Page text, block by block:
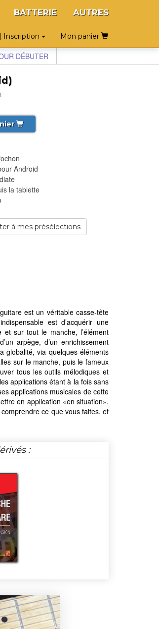
BATTERIE AUTRES
Inscription Mon panier
DÉBUTER
Android
la tablette
à mes présélections
est un véritable casse-tête
est d’acquérir une
sur tout le manche, l’élément
arpège, d’un enrichissement
globalité, via quelques éléments
sur le manche, puis le fameux
tous les outils mélodiques et
applications étant à la fois sans
applications musicales de cette
en application «en situation».
ce que vous faites, et
: